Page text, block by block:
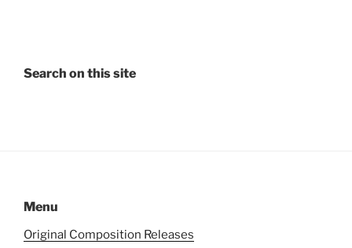
Search on this site
Menu
Original Composition Releases